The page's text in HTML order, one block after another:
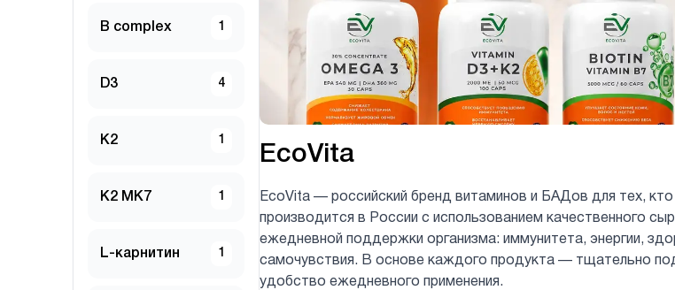
B complex 1
D3 4
K2 1
K2 MK7 1
L-карнитин 1
EcoVita
EcoVita — российский бренд витаминов и БАДов для тех,
производится в России с использованием качественного
ежедневной поддержки организма: иммунитета, энергии,
самочувствия. В основе каждого продукта — тщательно
удобство ежедневного применения.